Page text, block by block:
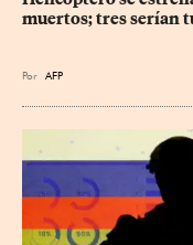
muertos; tres serían
Por AFP